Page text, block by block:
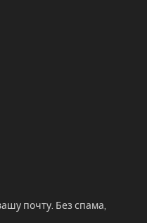
почту. Без спама,